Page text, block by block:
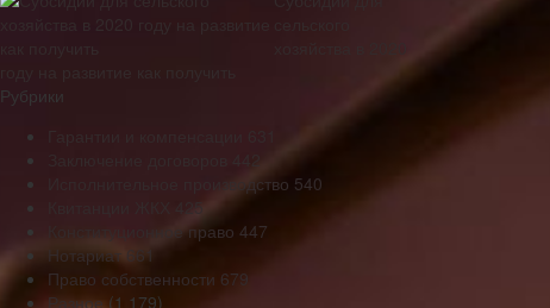
Рубрики
Исполнительное производство 540
Конституционное право 447
Нотариат
661
Право собственности 679
Разное(1 179)